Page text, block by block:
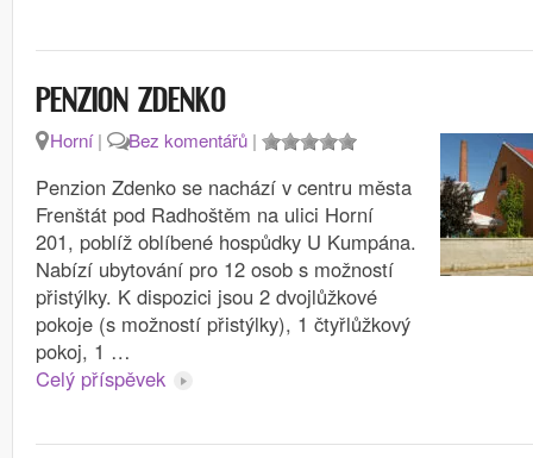
PENZION ZDENKO
Horní| Bez komentářů |
Penzion Zdenko se nachází v centru města
Frenštát pod Radhoštěm na ulici Horní
201, poblíž oblíbené hospůdky U Kumpána.
Nabízí ubytování pro 12 osob s možností
přistýlky. K dispozici jsou 2 dvojlůžkové
pokoje (s možností přistýlky), 1 čtyřlůžkový
pokoj, 1 …
Celý příspěvek